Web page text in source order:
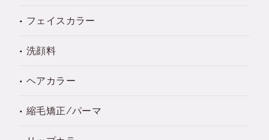
フェイスカラー
洗顔料
ヘアカラー
縮毛矯正/パーマ